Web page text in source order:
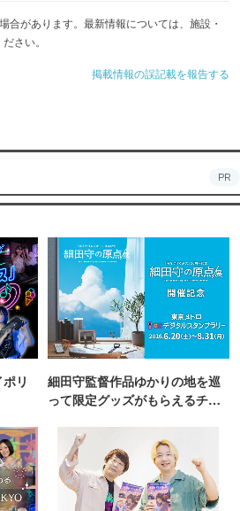
合があります。最新情報については、施設・
さい。
掲載情報の誤記載を報告する
PR
リ
細田守監督作品ゆかりの地を巡
って限定グッズがもらえるチャ